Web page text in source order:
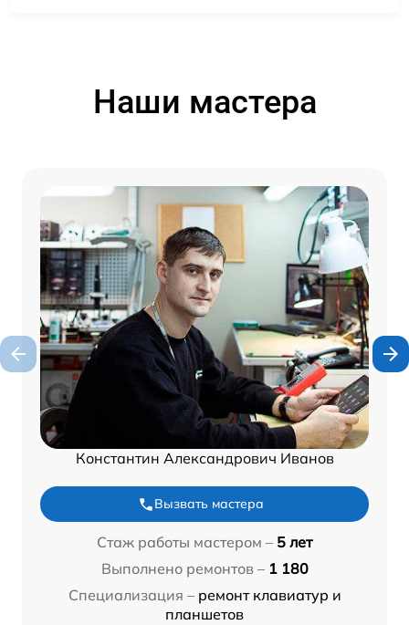
Наши мастера
Константин Александрович Иванов
Вызвать мастера
Стаж работы мастером – 5 лет
Выполнено ремонтов – 1 180
Специализация – ремонт клавиатур и
планшетов